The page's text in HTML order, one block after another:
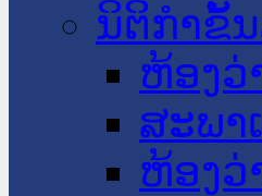
ນິຕິກໍາຂັ້
ຫ້ອງວ່
ສະພາ
ຫ້ອງວ່